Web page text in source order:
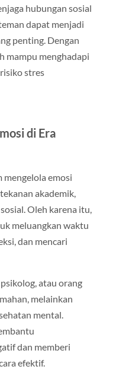
hubungan sosial
dapat menjadi
penting. Dengan
mampu menghadapi
stres
di Era
mengelola emosi
akademik,
Oleh karena itu,
meluangkan waktu
dan mencari
atau orang
melainkan
mental.
dan memberi
efektif.